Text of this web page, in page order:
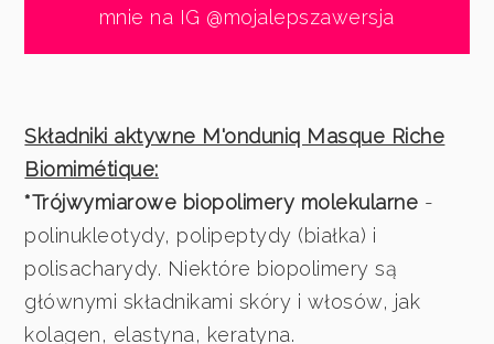
mnie na IG @mojalepszawersja
Składniki aktywne M'onduniq Masque Riche
Biomimétique:
*Trójwymiarowe biopolimery molekularne -
polinukleotydy, polipeptydy (białka) i
polisacharydy. Niektóre biopolimery są
głównymi składnikami skóry i włosów, jak
kolagen, elastyna, keratyna.